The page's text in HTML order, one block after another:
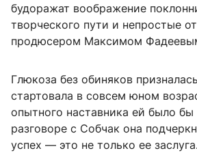
будоражат воображение
творческого пути и непростые
продюсером Максимом
Глюкоза без обиняков
стартовала в совсем юном
опытного наставника ей было бы
разговоре с Собчак она
успех — это не только ее заслуга.